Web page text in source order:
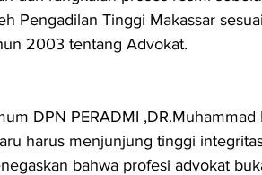
Pengadilan Tinggi Makassar
2003 tentang Advokat.
DPN PERADMI ,DR.Muhammad
harus menjunjung tinggi
bahwa profesi advokat